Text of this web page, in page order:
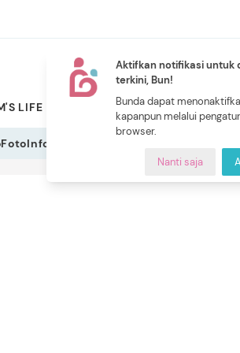
Aktifkan notifikasi untuk
terkini, Bun!
Bunda dapat
kapanpun melalui
browser.
Nanti saja
LIFE PILIHAN BUNDA
NEW
CERITA
FotoInfografis